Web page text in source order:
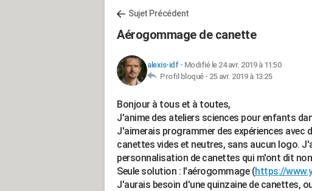
Sujet Précédent
Aérogommage de canette
alexis-idf- Modifié le 24 avr. 2019 à 11:50
Profil bloqué - 25 avr. 2019 à 13:25
Bonjour à tous et à toutes,
J'anime des ateliers sciences pour enfants
J'aimerais programmer des expériences avec
canettes vides et neutres, sans aucun logo.
personnalisation de canettes qui m'ont dit
Seule solution : l'aérogommage (https://
J'aurais besoin d'une quinzaine de canettes,